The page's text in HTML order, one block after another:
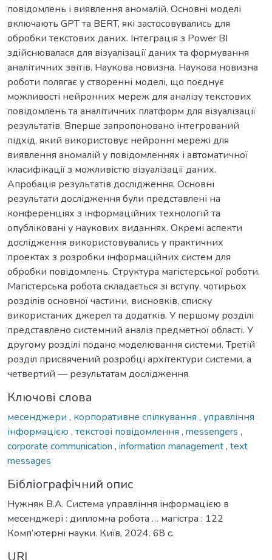
повідомлень і виявлення аномалій. Основні моделі
включають GPT та BERT, які застосовувались для
обробки текстових даних. Інтеграція з Power BI
здійснювалася для візуалізації даних та формування
аналітичних звітів. Наукова новизна. Наукова новизна
роботи полягає у створенні моделі, що поєднує
можливості нейронних мереж для аналізу текстових
повідомлень та аналітичних платформ для візуалізації
результатів. Вперше запропоновано інтегрований
підхід, який використовує нейронні мережі для
виявлення аномалій у повідомленнях і автоматичної
класифікації з можливістю візуалізації даних.
Апробація результатів дослідження. Основні
результати дослідження були представлені на
конференціях з інформаційних технологій та
опубліковані у наукових виданнях. Окремі аспекти
дослідження використовувались у практичних
проектах з розробки інформаційних систем для
обробки повідомлень. Структура магістерської роботи.
Магістерська робота складається зі вступу, чотирьох
розділів основної частини, висновків, списку
використаних джерел та додатків. У першому розділі
представлено системний аналіз предметної області. У
другому розділі подано моделювання системи. Третій
розділ присвячений розробці архітектури системи, а
четвертий — результатам дослідження.
Ключові слова
месенджери , корпоративне спілкування , управління
інформацією , текстові повідомлення , messengers ,
corporate communication , information management, text
messages
Бібліографічний опис
Нужняк В.А. Система управління інформацією в
месенджері : дипломна робота … магістра : 122
Комп’ютерні науки. Київ, 2024. 68 с.
URI